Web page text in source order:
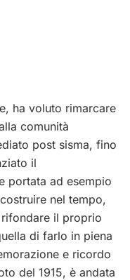
ha voluto rimarcare
comunità
post sisma, fino
il
portata ad esempio
nel tempo,
il proprio
di farlo in piena
e ricordo
del 1915, è andata